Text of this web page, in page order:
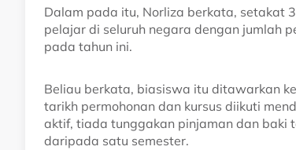
Dalam pada itu, Norliza berkata, setakat
pelajar di seluruh negara dengan jumlah
pada tahun ini.
Beliau berkata, biasiswa itu ditawarkan
tarikh permohonan dan kursus diikuti
aktif, tiada tunggakan pinjaman dan baki
daripada satu semester.